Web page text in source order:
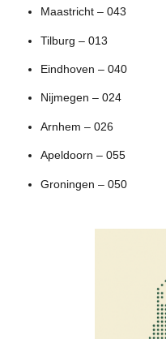
Maastricht – 043
Tilburg – 013
Eindhoven – 040
Nijmegen – 024
Arnhem – 026
Apeldoorn – 055
Groningen – 050